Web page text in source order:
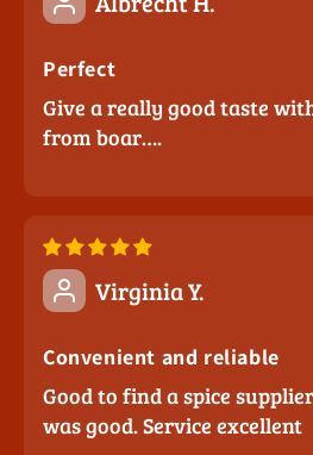
Perfect
Give a really good taste
from boar….
Virginia Y.
Convenient and reliable
Good to find a spice
was good. Service excellent